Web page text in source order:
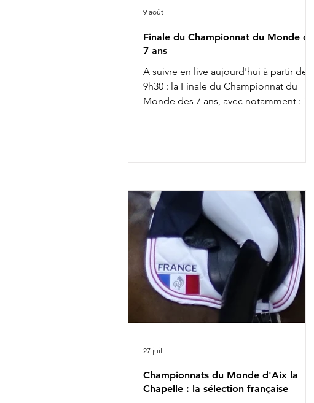
Finale du Championnat du Monde des
7 ans
A suivre en live aujourd'hui à partir de
9h30 : la Finale du Championnat du
Monde des 7 ans, avec notamment : 10h
12h05 : Charlotte Dujardin & Secret
ICI
9 août
Championnats du Monde d'Aix la
Chapelle : la sélection française
27 juil.